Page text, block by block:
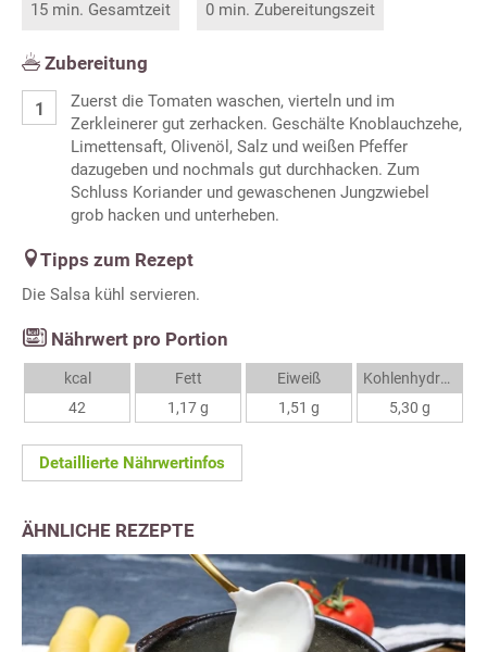
15 min. Gesamtzeit 0 min. Zubereitungszeit
Zubereitung
Zuerst die Tomaten waschen, vierteln und im
Zerkleinerer gut zerhacken. Geschälte Knoblauchzehe,
Limettensaft, Olivenöl, Salz und weißen Pfeffer
dazugeben und nochmals gut durchhacken. Zum
Schluss Koriander und gewaschenen Jungzwiebel
grob hacken und unterheben.
Tipps zum Rezept
Die Salsa kühl servieren.
Nährwert pro Portion
kcal
42
Fett
1,17 g
Eiweiß
1,51 g
Kohlenhydrate
5,30 g
Detaillierte Nährwertinfos
ÄHNLICHE REZEPTE